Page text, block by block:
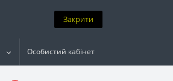
Закрити
Особистий кабінет